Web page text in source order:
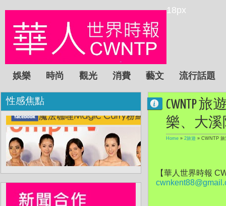
18px
娛樂 時尚 觀光 消費 藝文 流行話題
CWNTP
樂、大溪
Home » 2旅遊 » CWNTP 旅
【華人世界時報
性感焦點